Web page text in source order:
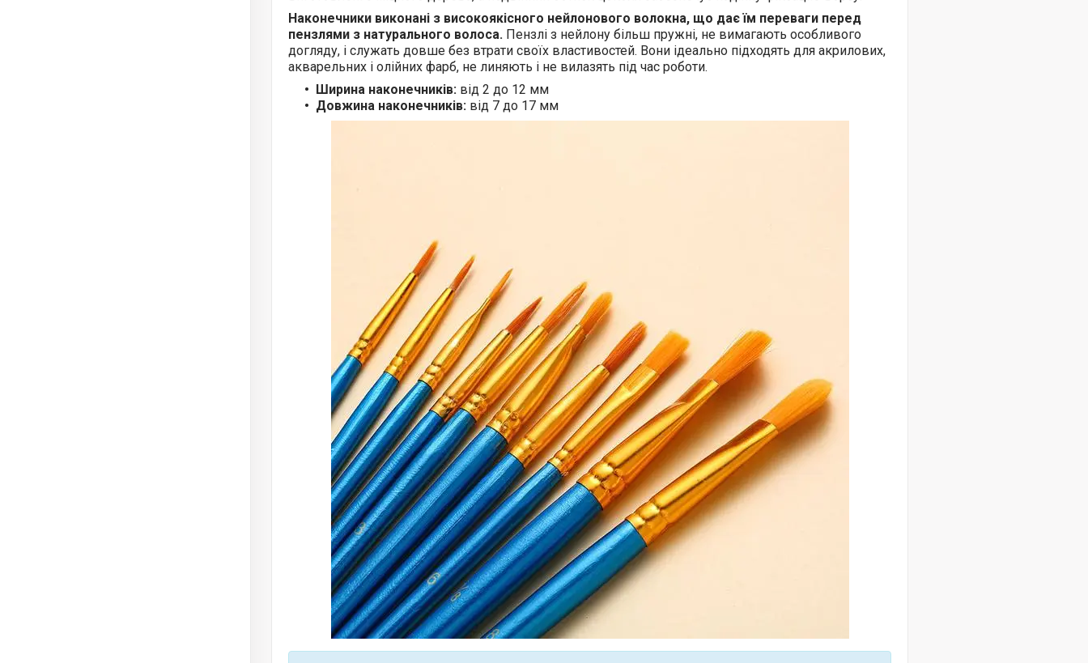
Наконечники виконані з високоякісного нейлонового волокна, що дає їм переваги перед
пензлями з натурального волоса. Пензлі з нейлону більш пружні, не вимагають особливого
догляду, і служать довше без втрати своїх властивостей. Вони ідеально підходять для акрилових,
акварельних і олійних фарб, не линяють і не вилазять під час роботи.
Ширина наконечників: від 2 до 12 мм
Довжина наконечників: від 7 до 17 мм